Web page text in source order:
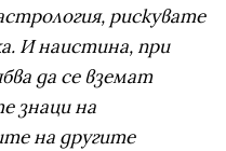
рискувате
И наистина, при
да се вземат
знаци на
на другите